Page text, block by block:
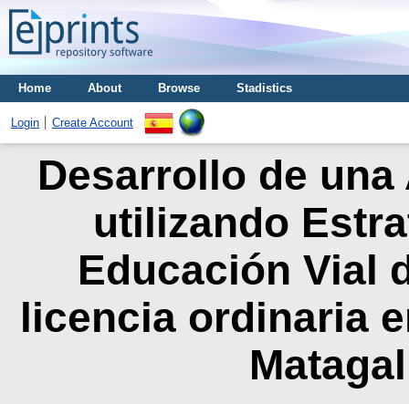
Home About Browse Stadistics
Login Create Account
Desarrollo de
utilizando
Educación Vial
licencia ordinaria